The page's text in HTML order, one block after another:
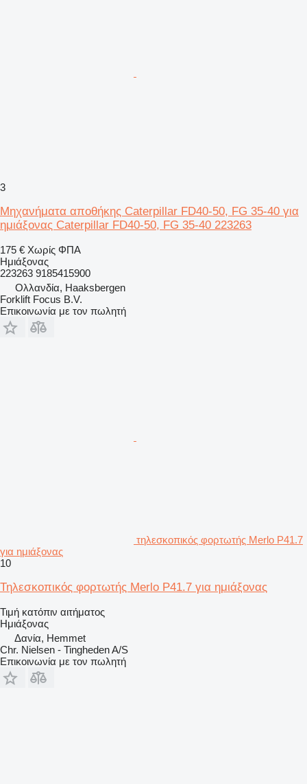
3
Μηχανήματα αποθήκης Caterpillar FD40-50, FG 35-40 για
ημιάξονας Caterpillar FD40-50, FG 35-40 223263
175 € Χωρίς ΦΠΑ
Ημιάξονας
223263 9185415900
Ολλανδία, Haaksbergen
Forklift Focus B.V.
Επικοινωνία με τον πωλητή
τηλεσκοπικός φορτωτής Merlo P41.7
για ημιάξονας
10
Τηλεσκοπικός φορτωτής Merlo P41.7 για ημιάξονας
Τιμή κατόπιν αιτήματος
Ημιάξονας
Δανία, Hemmet
Chr. Nielsen - Tingheden A/S
Επικοινωνία με τον πωλητή